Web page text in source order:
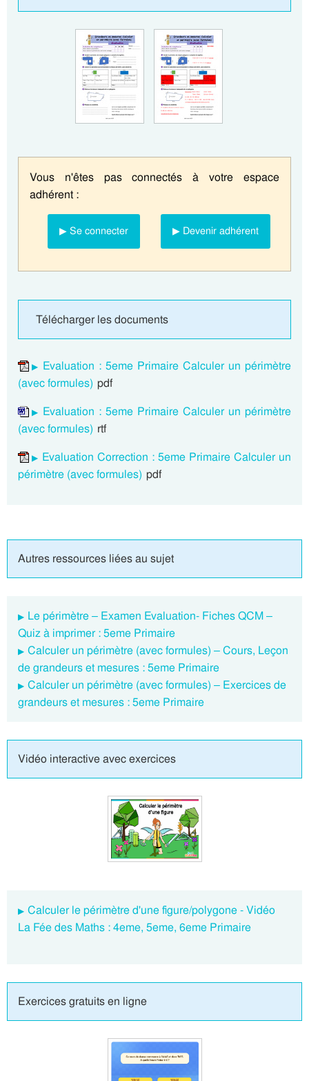
Vous n'êtes pas connectés à votre espace
adhérent :
▶ Se connecter ▶ Devenir adhérent
Télécharger les documents
Evaluation : 5eme Primaire Calculer un périmètre
(avec formules) pdf
Evaluation : 5eme Primaire Calculer un périmètre
(avec formules) rtf
Evaluation Correction : 5eme Primaire Calculer un
périmètre (avec formules) pdf
Autres ressources liées au sujet
Le périmètre – Examen Evaluation- Fiches QCM –
Quiz à imprimer : 5eme Primaire
Calculer un périmètre (avec formules) – Cours, Leçon
de grandeurs et mesures : 5eme Primaire
Calculer un périmètre (avec formules) – Exercices de
grandeurs et mesures : 5eme Primaire
Vidéo interactive avec exercices
Calculer le périmètre d'une figure/polygone - Vidéo
La Fée des Maths : 4eme, 5eme, 6eme Primaire
Exercices gratuits en ligne